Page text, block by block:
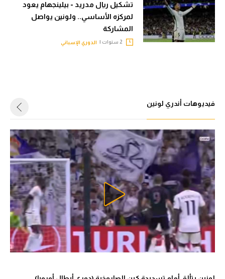
تشكيل ريال مدريد - بيلينجهام يعود
لمركزه الأساسي.. ولونين يواصل
المشاركة
الدوري الإسباني
فيديوهات أندري لونين